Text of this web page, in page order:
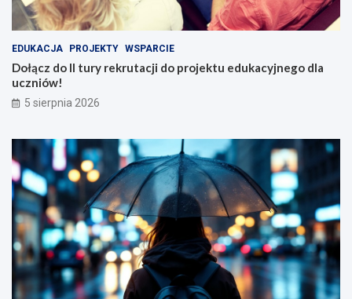
EDUKACJA PROJEKTY WSPARCIE
Dołącz do II tury rekrutacji do projektu edukacyjnego dla
uczniów!
5 sierpnia 2026